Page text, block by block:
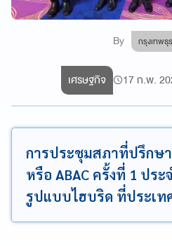
By กรุงเทพธุ
เศรษฐกิจ 17 ก.พ.
การประชุมสภาที่ปรึกษา
หรือ ABAC ครั้งที่ 1 ปร
รูปแบบไฮบริด ที่ประเท